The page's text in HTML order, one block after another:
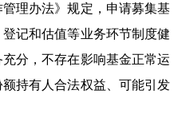
管理办法》规定，申请募集基
记和估值等业务环节制度健
分，不存在影响基金正常运
持有人合法权益、可能引发